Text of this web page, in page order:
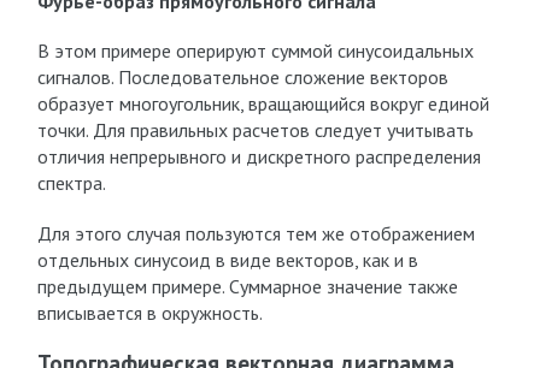
В этом примере оперируют суммой синусоидальных
сигналов. Последовательное сложение векторов
образует многоугольник, вращающийся вокруг единой
точки. Для правильных расчетов следует учитывать
отличия непрерывного и дискретного распределения
спектра.
Для этого случая пользуются тем же отображением
отдельных синусоид в виде векторов, как и в
предыдущем примере. Суммарное значение также
вписывается в окружность.